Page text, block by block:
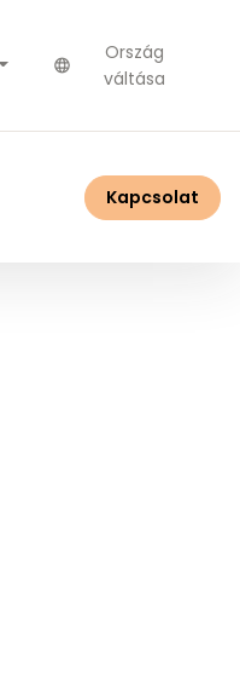
Ország
váltása
Kapcsolat